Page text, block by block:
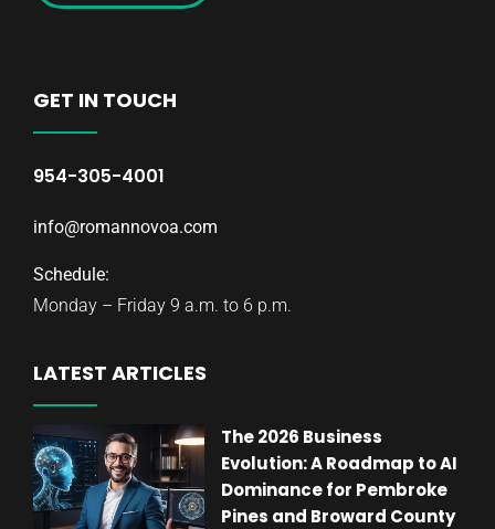
GET IN TOUCH
954-305-4001
info@romannovoa.com
Schedule:
Monday – Friday 9 a.m. to 6 p.m.
LATEST ARTICLES
The 2026 Business
Evolution: A Roadmap to AI
Dominance for Pembroke
Pines and Broward County